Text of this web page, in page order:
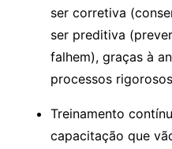
ser corretiva
ser preditiva
falhem), graças à
processos
Treinamento
capacitação que